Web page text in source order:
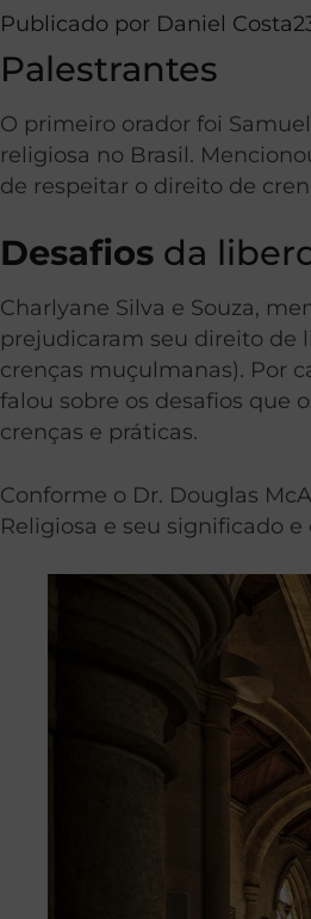
Publicado por Daniel Costa
Palestrantes
O primeiro orador foi
religiosa no Brasil.
de respeitar o direito de
Desafios da
Charlyane Silva e Souza,
prejudicaram seu direito de
crenças muçulmanas). Por
falou sobre os desafios que
crenças e práticas.
Conforme o Dr. Douglas
Religiosa e seu significado